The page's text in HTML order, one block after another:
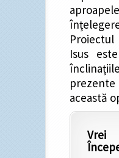
Isus
această